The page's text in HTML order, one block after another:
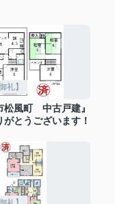
礼】
松風町 中古戸建』
がとうございます！